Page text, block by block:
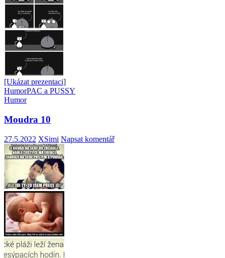
[Ukázat prezentaci]
HumorPAC a PUSSY
Humor
Moudra 10
27.5.2022 XSimi Napsat komentář